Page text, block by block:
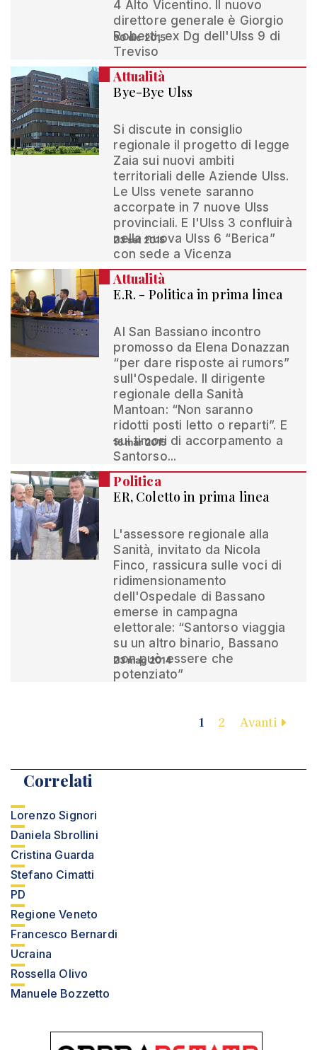
4 Alto Vicentino. Il nuovo
direttore generale è Giorgio
Roberti, ex Dg dell'Ulss 9 di
Treviso
30 dic 2015
Attualità
Bye-Bye Ulss
Si discute in consiglio
regionale il progetto di legge
Zaia sui nuovi ambiti
territoriali delle Aziende Ulss.
Le Ulss venete saranno
accorpate in 7 nuove Ulss
provinciali. E l'Ulss 3 confluirà
nella nuova Ulss 6 “Berica”
con sede a Vicenza
23 set 2015
Attualità
E.R. - Politica in prima linea
Al San Bassiano incontro
promosso da Elena Donazzan
“per dare risposte ai rumors”
sull'Ospedale. Il dirigente
regionale della Sanità
Mantoan: “Non saranno
ridotti posti letto o reparti”. E
sui timori di accorpamento a
Santorso...
16 mar 2015
Politica
ER, Coletto in prima linea
L'assessore regionale alla
Sanità, invitato da Nicola
Finco, rassicura sulle voci di
ridimensionamento
dell'Ospedale di Bassano
emerse in campagna
elettorale: “Santorso viaggia
su un altro binario, Bassano
non può essere che
potenziato”
23 mag 2014
1 2 Avanti
Correlati
Lorenzo Signori
Daniela Sbrollini
Cristina Guarda
Stefano Cimatti
PD
Regione Veneto
Francesco Bernardi
Ucraina
Rossella Olivo
Manuele Bozzetto